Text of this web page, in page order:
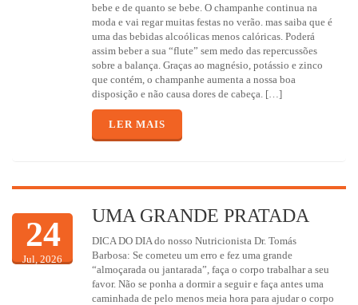
bebe e de quanto se bebe. O champanhe continua na
moda e vai regar muitas festas no verão. mas saiba que é
uma das bebidas alcoólicas menos calóricas. Poderá
assim beber a sua “flute” sem medo das repercussões
sobre a balança. Graças ao magnésio, potássio e zinco
que contém, o champanhe aumenta a nossa boa
disposição e não causa dores de cabeça. […]
LER MAIS
24
Jul, 2026
UMA GRANDE PRATADA
DICA DO DIA do nosso Nutricionista Dr. Tomás
Barbosa: Se cometeu um erro e fez uma grande
“almoçarada ou jantarada”, faça o corpo trabalhar a seu
favor. Não se ponha a dormir a seguir e faça antes uma
caminhada de pelo menos meia hora para ajudar o corpo